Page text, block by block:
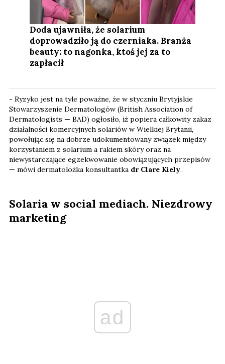
Doda ujawniła, że solarium
doprowadziło ją do czerniaka. Branża
beauty: to nagonka, ktoś jej za to
zapłacił
- Ryzyko jest na tyle poważne, że w styczniu Brytyjskie
Stowarzyszenie Dermatologów (British Association of
Dermatologists — BAD) ogłosiło, iż popiera całkowity zakaz
działalności komercyjnych solariów w Wielkiej Brytanii,
powołując się na dobrze udokumentowany związek między
korzystaniem z solarium a rakiem skóry oraz na
niewystarczające egzekwowanie obowiązujących przepisów
— mówi dermatolożka konsultantka dr Clare Kiely.
Solaria w social mediach. Niezdrowy
marketing
ad